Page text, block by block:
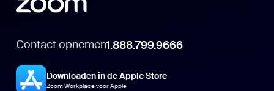
Contact opnemen1.888.799.9666
Downloaden in de Apple Store
Zoom Workplace voor Apple